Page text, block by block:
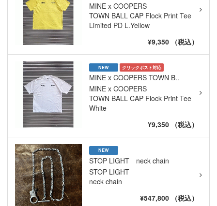
MINE x COOPERS
TOWN BALL CAP Flock Print Tee
Limited PD L.Yellow
¥9,350 （税込）
NEW クリックポスト対応
MINE x COOPERS TOWN B..
MINE x COOPERS
TOWN BALL CAP Flock Print Tee
White
¥9,350 （税込）
NEW
STOP LIGHT neck chain
STOP LIGHT
neck chain
¥547,800 （税込）